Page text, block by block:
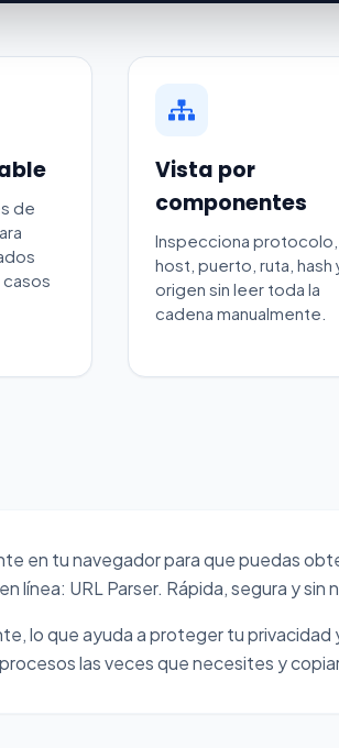
de
Vista por
componentes
Inspecciona protocolo,
host, puerto, ruta, hash
origen sin leer toda la
cadena manualmente.
en tu navegador para que puedas
línea: URL Parser. Rápida, segura y sin
lo que ayuda a proteger tu privacidad
las veces que necesites y